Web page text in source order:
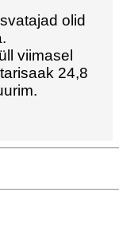
olid
viimasel
24,8